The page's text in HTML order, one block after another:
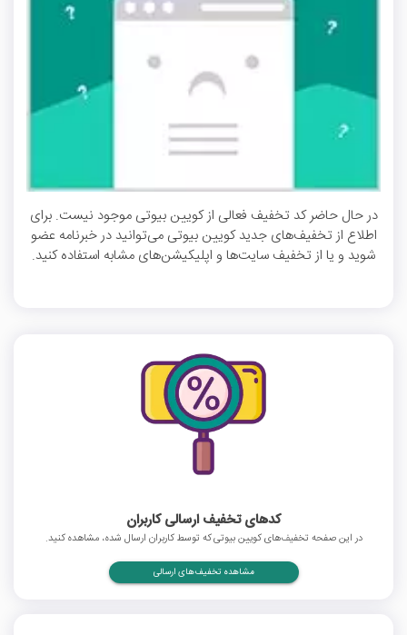
در حال حاضر کد تخفیف فعالی از کویین بیوتی موجود نیست. برای
اطلاع از تخفیف‌های جدید کویین بیوتی می‌توانید در خبرنامه عضو
شوید و یا از تخفیف سایت‌ها و اپلیکیشن‌های مشابه استفاده کنید.
کدهای تخفیف ارسالی کاربران
در این صفحه تخفیف‌های کویین بیوتی که توسط کاربران ارسال شده، مشاهده کنید.
مشاهده تخفیف‌های ارسالی